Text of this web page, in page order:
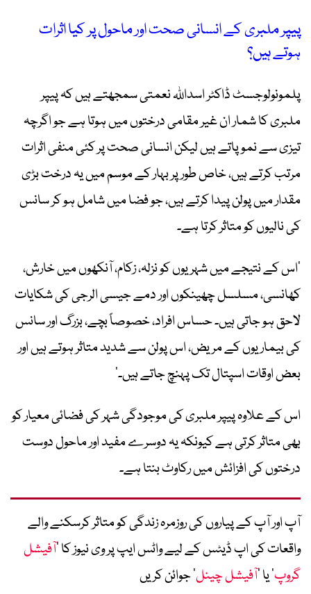
پیپر ملبری کے انسانی صحت اور ماحول پر کیا اثرات
ہوتے ہیں؟
پلمونولوجسٹ ڈاکٹر اسداللہ نعمتی سمجھتے ہیں کہ پیپر
ملبری کا شمار ان غیر مقامی درختوں میں ہوتا ہے جو اگرچہ
تیزی سے نمو پاتے ہیں لیکن انسانی صحت پر کئی منفی اثرات
مرتب کرتے ہیں، خاص طور پر بہار کے موسم میں یہ درخت بڑی
مقدار میں پولن پیدا کرتے ہیں، جو فضا میں شامل ہو کر سانس
کی نالیوں کو متاثر کرتا ہے۔
’اس کے نتیجے میں شہریوں کو نزلہ، زکام، آنکھوں میں خارش،
کھانسی، مسلسل چھینکوں اور دمے جیسی الرجی کی شکایات
لاحق ہو جاتی ہیں۔ حساس افراد، خصوصاً بچے، بزرگ اور سانس
کی بیماریوں کے مریض، اس پولن سے شدید متاثر ہوتے ہیں اور
بعض اوقات اسپتال تک پہنچ جاتے ہیں۔‘
اس کے علاوہ پیپر ملبری کی موجودگی شہر کی فضائی معیار کو
بھی متاثر کرتی ہے کیونکہ یہ دوسرے مفید اور ماحول دوست
درختوں کی افزائش میں رکاوٹ بنتا ہے۔
آپ اور آپ کے پیاروں کی روزمرہ زندگی کو متاثر کرسکنے والے
واقعات کی اپ ڈیٹس کے لیے واٹس ایپ پر وی نیوز کا ’آفیشل
گروپ‘ یا ’آفیشل چینل‘ جوائن کریں